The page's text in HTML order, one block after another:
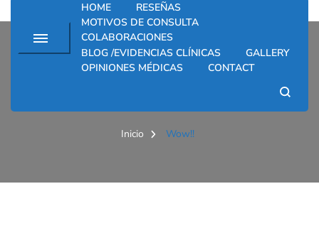
HOME
RESEÑAS
MOTIVOS DE CONSULTA
COLABORACIONES
BLOG /EVIDENCIAS CLÍNICAS
GALLERY
OPINIONES MÉDICAS
CONTACT
Inicio Wow!!